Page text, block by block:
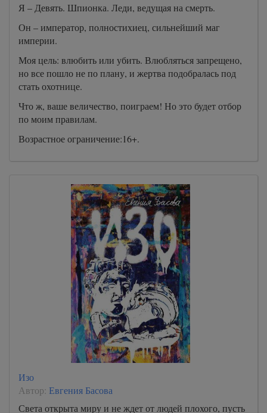
Я – Девять. Шпионка. Леди, ведущая на смерть.
Он – император, полностихиец, сильнейший маг
империи.
Моя цель: влюбить или убить. Влюбляться запрещено,
но все пошло не по плану, и жертва подобралась под
стать охотнице.
Что ж, ваше величество, поиграем! Но это будет отбор
по моим правилам.
Возрастное ограничение:16+.
Изо
Автор: Евгения Басова
Света открыта миру и не ждет от людей плохого, пусть